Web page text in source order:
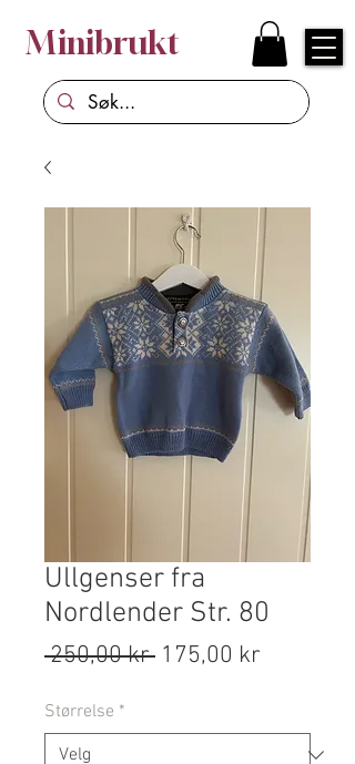
Minibrukt
Ullgenser fra
Nordlender Str. 80
250,00 kr Vanlig
175,00 kr
Størrelse *